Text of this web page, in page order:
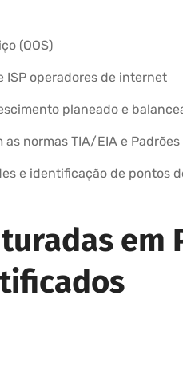
(QOS)
ISP operadores de internet
planeado e
normas TIA/EIA e Padrões
e identificação de pontos
em